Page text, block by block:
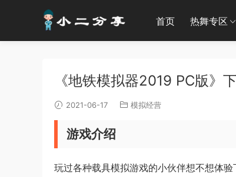
首页 热舞专区
《地铁模拟器2019 PC版》
2021-06-17 模拟经营
游戏介绍
玩过各种载具模拟游戏的小伙伴想不想体